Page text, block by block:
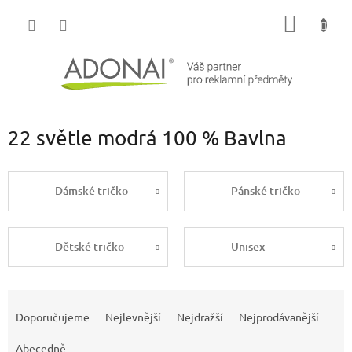
22 světle modrá 100 % Bavlna
Dámské tričko Pánské tričko
Dětské tričko Unisex
Doporučujeme Nejlevnější Nejdražší Nejprodávanější
Abecedně